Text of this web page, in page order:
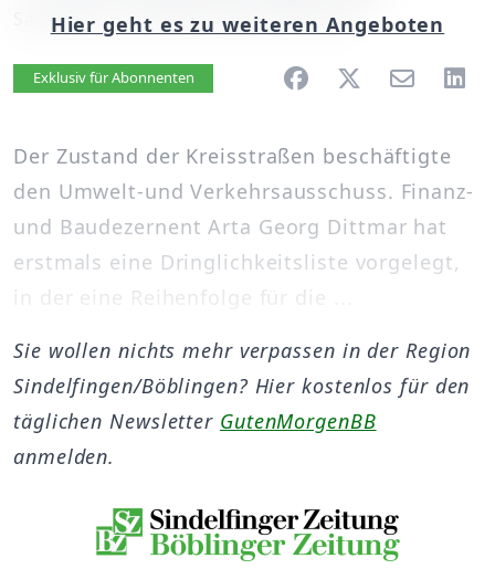
Samstag, 13. Oktober 2007, 00:00 Uhr
Artikel vorlesen
Exklusiv für Abonnenten
Der Zustand der Kreisstraßen beschäftigte
den Umwelt-und Verkehrsausschuss. Finanz-
und Baudezernent Arta Georg Dittmar hat
erstmals eine Dringlichkeitsliste vorgelegt,
in der eine Reihenfolge für die ...
Hier geht es zu weiteren Angeboten
Sie wollen nichts mehr verpassen in der Region
Sindelfingen/Böblingen? Hier kostenlos für den
täglichen Newsletter GutenMorgenBB
anmelden.